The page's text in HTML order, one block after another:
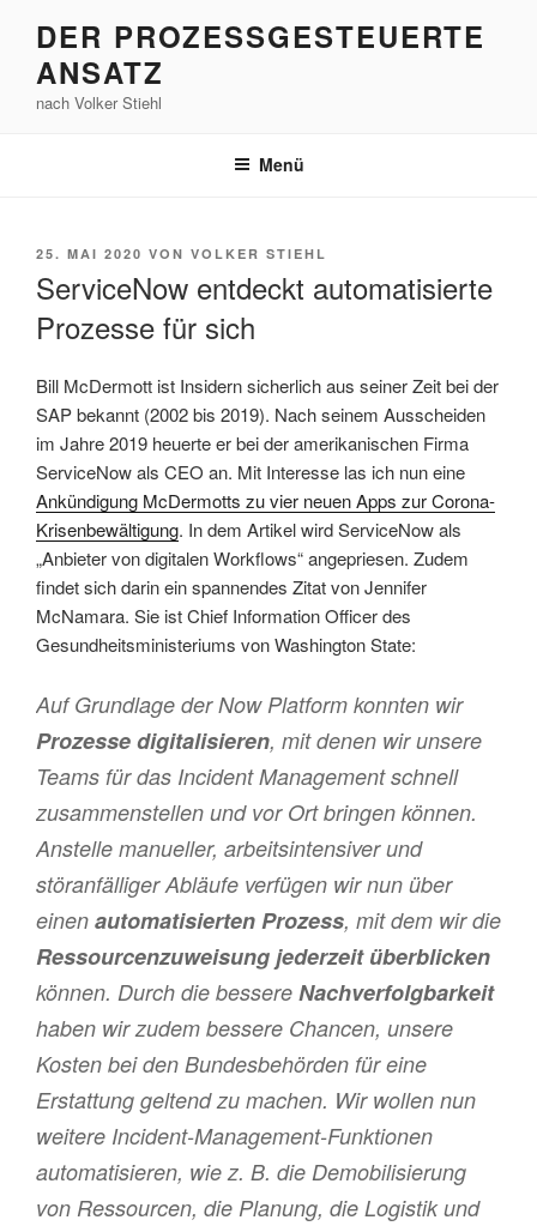
springen
DER PROZESSGESTEUERTE
ANSATZ
nach Volker Stiehl
Menü
VERÖFFENTLICHT
25. MAI 2020 VON VOLKER STIEHL
ServiceNow entdeckt automatisierte
Prozesse für sich
Bill McDermott ist Insidern sicherlich aus seiner Zeit bei der
SAP bekannt (2002 bis 2019). Nach seinem Ausscheiden
im Jahre 2019 heuerte er bei der amerikanischen Firma
ServiceNow als CEO an. Mit Interesse las ich nun eine
Ankündigung McDermotts zu vier neuen Apps zur Corona-
Krisenbewältigung. In dem Artikel wird ServiceNow als
„Anbieter von digitalen Workflows“ angepriesen. Zudem
findet sich darin ein spannendes Zitat von Jennifer
McNamara. Sie ist Chief Information Officer des
Gesundheitsministeriums von Washington State:
Auf Grundlage der Now Platform konnten wir
Prozesse digitalisieren, mit denen wir unsere
Teams für das Incident Management schnell
zusammenstellen und vor Ort bringen können.
Anstelle manueller, arbeitsintensiver und
störanfälliger Abläufe verfügen wir nun über
einen automatisierten Prozess, mit dem wir die
Ressourcenzuweisung jederzeit überblicken
können. Durch die bessere Nachverfolgbarkeit
haben wir zudem bessere Chancen, unsere
Kosten bei den Bundesbehörden für eine
Erstattung geltend zu machen. Wir wollen nun
weitere Incident-Management-Funktionen
automatisieren, wie z. B. die Demobilisierung
von Ressourcen, die Planung, die Logistik und